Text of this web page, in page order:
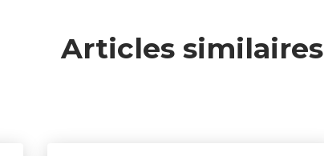
Articles similaires